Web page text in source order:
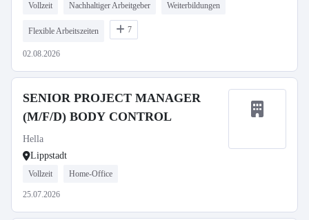
Vollzeit Nachhaltiger Arbeitgeber Weiterbildungen
Flexible Arbeitszeiten 7
02.08.2026
SENIOR PROJECT MANAGER
(M/F/D) BODY CONTROL
Hella
Lippstadt
Vollzeit Home-Office
25.07.2026